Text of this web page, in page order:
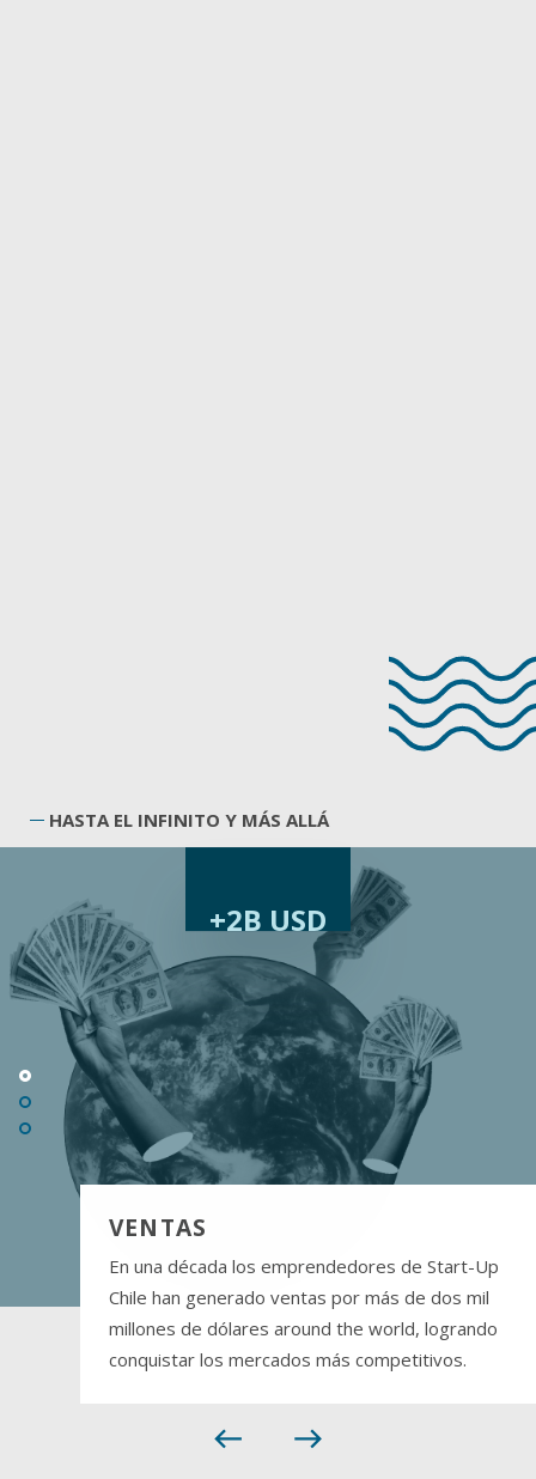
HASTA EL INFINITO Y MÁS ALLÁ
+2B USD
VENTAS
En una década los emprendedores de Start-Up
Chile han generado ventas por más de dos mil
millones de dólares around the world, logrando
conquistar los mercados más competitivos.
west east